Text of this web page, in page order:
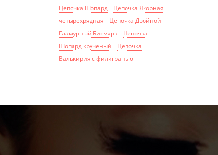
Цепочка Шопард
Цепочка Якорная
четырехрядная
Цепочка Двойной
Гламурный Бисмарк
Цепочка
Шопард крученый
Цепочка
Валькирия с филигранью